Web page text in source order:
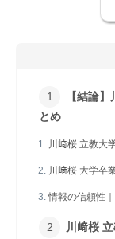
【結論
とめ
川﨑桜 立教大
川﨑桜 大学卒
情報の信頼性
川﨑桜